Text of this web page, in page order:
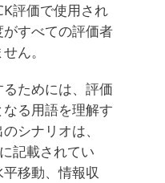
評価で使用され
すべての評価者
ん。
ためには、評価
る用語を理解す
シナリオは、
記載されてい
移動、情報収